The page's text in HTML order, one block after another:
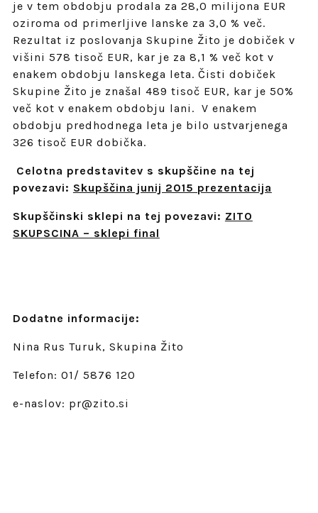
je v tem obdobju prodala za 28,0 milijona EUR
oziroma od primerljive lanske za 3,0 % več.
Rezultat iz poslovanja Skupine Žito je dobiček v
višini 578 tisoč EUR, kar je za 8,1 % več kot v
enakem obdobju lanskega leta. Čisti dobiček
Skupine Žito je znašal 489 tisoč EUR, kar je 50%
več kot v enakem obdobju lani. V enakem
obdobju predhodnega leta je bilo ustvarjenega
326 tisoč EUR dobička.
Celotna predstavitev s skupščine na tej
povezavi: Skupščina junij 2015 prezentacija
Skupščinski sklepi na tej povezavi: ZITO
SKUPSCINA – sklepi final
Dodatne informacije:
Nina Rus Turuk, Skupina Žito
Telefon: 01/ 5876 120
e-naslov: pr@zito.si